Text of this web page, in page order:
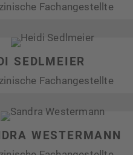
Fachangestellte
SEDLMEIER
Fachangestellte
WESTERMANN